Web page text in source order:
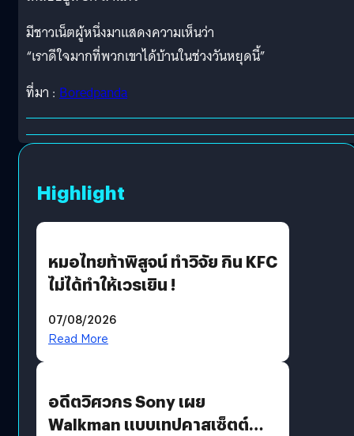
มีชาวเน็ตผู้หนึ่งมาแสดงความเห็นว่า
“เราดีใจมากที่พวกเขาได้บ้านในช่วงวันหยุดนี้”
ที่มา : Boredpanda
Highlight
หมอไทยท้าพิสูจน์ ทำวิจัย กิน KFC
ไม่ได้ทำให้เวรเยิน !
07/08/2026
Read More
อดีตวิศวกร Sony เผย
Walkman แบบเทปคาสเซ็ตต์